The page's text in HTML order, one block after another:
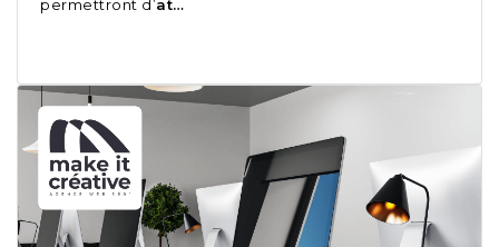
permettront d’at…